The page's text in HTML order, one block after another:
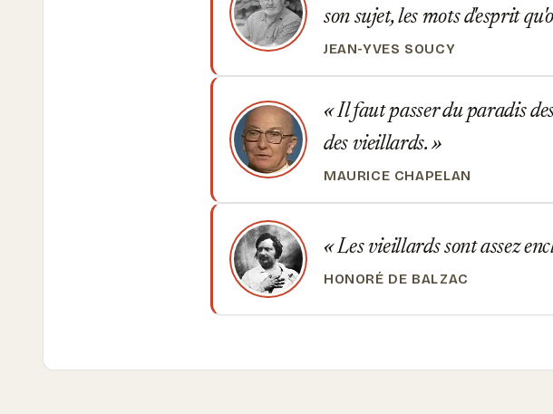
son sujet, les mots d'esprit
JEAN-YVES SOUCY
Il faut passer du paradis
des vieillards.
MAURICE CHAPELAN
Les vieillards sont assez
HONORÉ DE BALZAC